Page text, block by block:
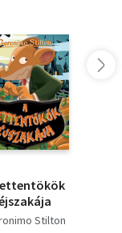
Stilton